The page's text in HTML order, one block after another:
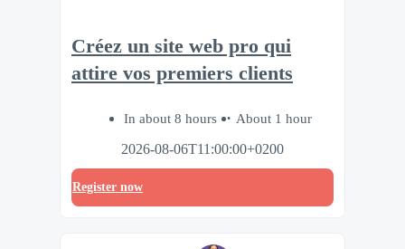
Créez un site web pro qui
attire vos premiers clients
In about 8 hours
About 1 hour
2026-08-06T11:00:00+0200
Register now